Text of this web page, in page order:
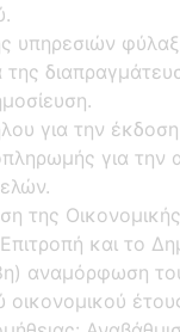
υπηρεσιών
της
για την
για την
της
και το
αναμόρφωση
οικονομικού